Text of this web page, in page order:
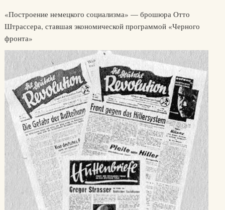
«Построение немецкого социализма» — брошюра Отто
Штрассера, ставшая экономической программой «Черного
фронта»